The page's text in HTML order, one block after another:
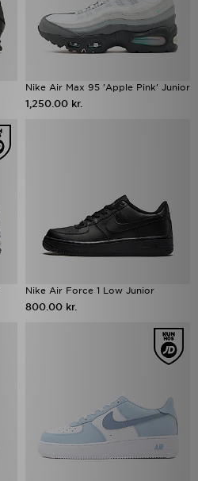
Nike Air Max 95 'Apple Pink' Junior
1,250.00 kr.
Nike Air Force 1 Low Junior
800.00 kr.